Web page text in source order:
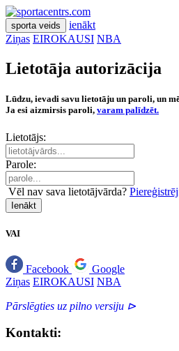
sporta veids
ienākt
Ziņas EIROKAUSI NBA
Lietotāja autorizācija
Lūdzu, ievadi savu lietotāju un paroli, un
Ja esi aizmirsis paroli, varam palīdzēt.
Lietotājs:
Parole:
Vēl nav sava lietotājvārda?
Ienākt
VAI
Facebook
Google
Ziņas EIROKAUSI NBA
Pārslēgties uz pilno versiju ⊳
Kontakti: